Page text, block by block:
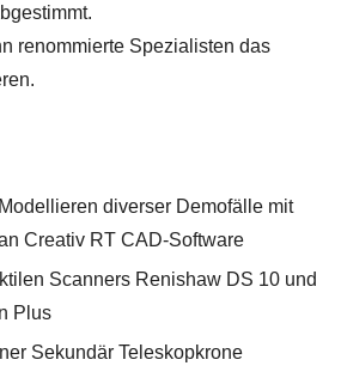
renommierte Spezialisten das
diverser Demofälle mit
Creativ RT CAD-Software
Scanners Renishaw DS 10 und
Plus
Sekundär Teleskopkrone